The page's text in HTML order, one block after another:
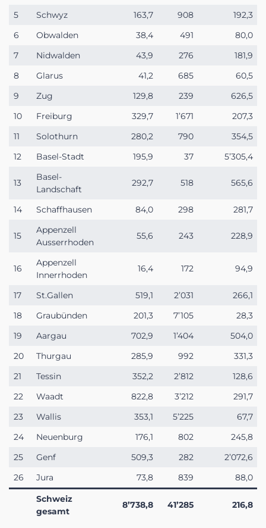
5 Schwyz 163,7 908 192,3
6 Obwalden 38,4 491 80,0
7 Nidwalden 43,9 276 181,9
8 Glarus 41,2 685 60,5
9 Zug 129,8 239 626,5
10 Freiburg 329,7 1’671 207,3
11 Solothurn 280,2 790 354,5
12 Basel-Stadt 195,9 37 5’305,4
13
Basel-
Landschaft
292,7 518 565,6
14 Schaffhausen 84,0 298 281,7
15
Appenzell
Ausserrhoden
55,6 243 228,9
16
Appenzell
Innerrhoden
16,4 172 94,9
17 St.Gallen 519,1 2’031 266,1
18 Graubünden 201,3 7’105 28,3
19 Aargau 702,9 1’404 504,0
20 Thurgau 285,9 992 331,3
21 Tessin 352,2 2’812 128,6
22 Waadt 822,8 3’212 291,7
23 Wallis 353,1 5’225 67,7
24 Neuenburg 176,1 802 245,8
25 Genf 509,3 282 2’072,6
26 Jura 73,8 839 88,0
Schweiz
gesamt
8’738,8 41’285 216,8